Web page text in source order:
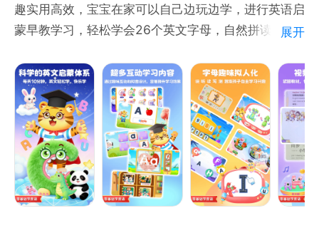
趣实用高效，宝宝在家可以自己边玩边学，进行英语启
蒙早教学习，轻松学会26个英文字母，自然拼读，常
松过渡到小学一年级。
趣味儿童早教英语启蒙，少儿学习英文字母ABC
益智趣味早教英文乐园，幼小衔接起码优选！快乐开启
儿童英语启蒙之旅，轻松学习英语口语练习、英文启
蒙，字母abc读写、自然拼读，单词拼读，字母歌，字
母表。
【简介】儿童学英文字母专为学前儿童设计的早教英语
展开